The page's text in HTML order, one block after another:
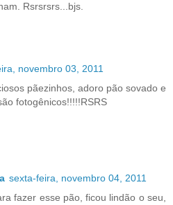
Rsrsrsrs...bjs.
novembro 03, 2011
pãezinhos, adoro pão sovado e
fotogênicos!!!!!RSRS
sexta-feira, novembro 04, 2011
fazer esse pão, ficou lindão o seu,